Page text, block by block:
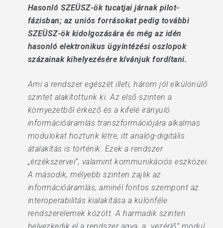
Hasonló SZEÜSZ-ök tucatjai járnak pilot-
fázisban; az uniós forrásokat pedig további
SZEÜSZ-ök kidolgozására és még az idén
hasonló elektronikus ügyintézési oszlopok
százainak kihelyezésére kívánjuk fordítani.
Ami a rendszer egészét illeti, három jól elkülönülő
szintet alakítottunk ki. Az első szinten a
környezetből érkező és a kifelé irányuló
információáramlás transzformációjára alkalmas
modulokat hoztunk létre, itt analóg-digitális
átalakítás is történik. Ezek a rendszer
„érzékszervei”, valamint kommunikációs eszközei.
A második, mélyebb szinten zajlik az
információáramlás, aminél fontos szempont az
interoperabilitás kialakítása a különféle
rendszerelemek között. A harmadik szinten